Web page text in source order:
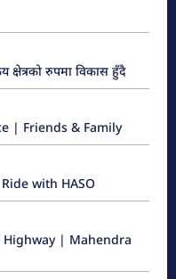
क्षेत्रको रुपमा विकास हुँदै
| Friends & Family
with HASO
| Mahendra